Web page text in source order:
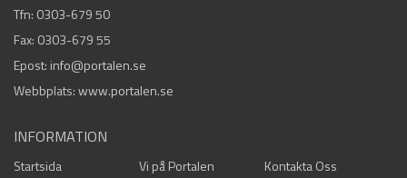
Tfn: 0303-679 50
Fax: 0303-679 55
Epost: info@portalen.se
Webbplats: www.portalen.se
INFORMATION
Startsida Vi på Portalen Kontakta Oss